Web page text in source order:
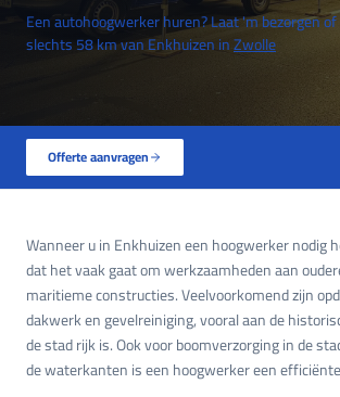
Een autohoogwerker huren? Laat 'm bezorgen
slechts 58 km van Enkhuizen inZwolle
Offerte aanvragen
Wanneer u in Enkhuizen een hoogwerker nodig
dat het vaak gaat om werkzaamheden aan
maritieme constructies. Veelvoorkomend zijn
dakwerk en gevelreiniging, vooral aan de
de stad rijk is. Ook voor boomverzorging in de
de waterkanten is een hoogwerker een